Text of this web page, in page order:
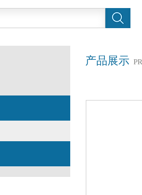
产品展示